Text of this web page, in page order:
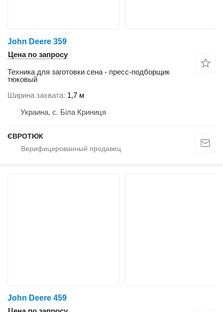
John Deere 359
Цена по запросу
Техника для заготовки сена - пресс-подборщик
тюковый
Ширина захвата 1,7 м
Украина, с. Біла Криниця
ЄВРОТЮК
John Deere 459